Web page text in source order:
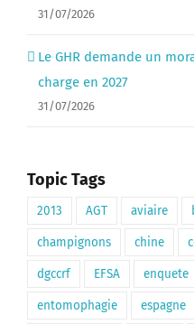
31/07/2026
Le GHR demande un
charge en 2027
31/07/2026
Topic Tags
2013 AGT aviaire
champignons chine
dgccrf EFSA enquete
entomophagie espagne